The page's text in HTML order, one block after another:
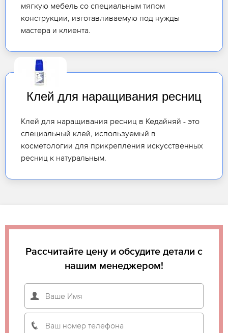
мягкую мебель со специальным типом
конструкции, изготавливаемую под нужды
мастера и клиента.
Клей для наращивания ресниц
Клей для наращивания ресниц в Кедайняй - это
специальный клей, используемый в
косметологии для прикрепления искусственных
ресниц к натуральным.
Рассчитайте цену и обсудите детали с
нашим менеджером!